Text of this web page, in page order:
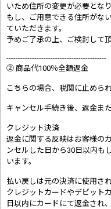
いため住所の変更が必要となり
もし、ご用意できる住所がな
ていただきます。
予めご了承の上、ご検討して
-------------------------------------------
② 商品代100％全額返金
こちらの場合、税関に止めら
キャンセル手続き後、返金ま
クレジット決済
返金に関する反映はお客様の
ンセルした日から30日以内も
います。
払い戻しは元の決済に使用さ
クレジットカードやデビット
日以内にカードにて返金され